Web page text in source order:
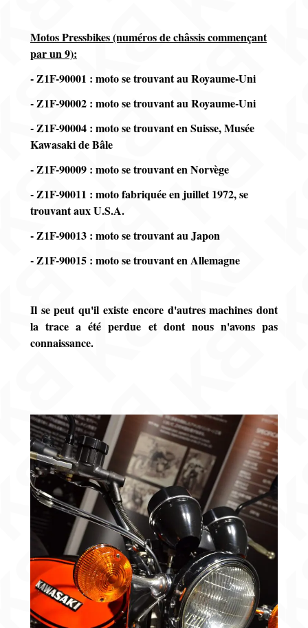
Motos Pressbikes (numéros de châssis commençant
par un 9):
- Z1F-90001 : moto se trouvant au Royaume-Uni
- Z1F-90002 : moto se trouvant au Royaume-Uni
- Z1F-90004 : moto se trouvant en Suisse, Musée
Kawasaki de Bâle
- Z1F-90009 : moto se trouvant en Norvège
- Z1F-90011 : moto fabriquée en juillet 1972, se
trouvant aux U.S.A.
- Z1F-90013 : moto se trouvant au Japon
- Z1F-90015 : moto se trouvant en Allemagne
Il se peut qu'il existe encore d'autres machines dont
la trace a été perdue et dont nous n'avons pas
connaissance.